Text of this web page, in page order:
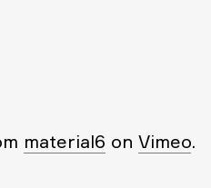
material6 on Vimeo.